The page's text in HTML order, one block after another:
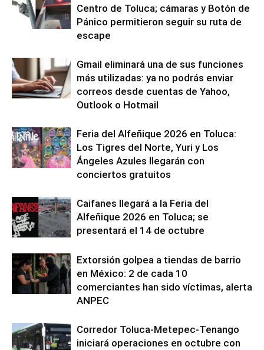
Centro de Toluca; cámaras y Botón de
Pánico permitieron seguir su ruta de
escape
Gmail eliminará una de sus funciones
más utilizadas: ya no podrás enviar
correos desde cuentas de Yahoo,
Outlook o Hotmail
Feria del Alfeñique 2026 en Toluca:
Los Tigres del Norte, Yuri y Los
Ángeles Azules llegarán con
conciertos gratuitos
Caifanes llegará a la Feria del
Alfeñique 2026 en Toluca; se
presentará el 14 de octubre
Extorsión golpea a tiendas de barrio
en México: 2 de cada 10
comerciantes han sido víctimas, alerta
ANPEC
Corredor Toluca-Metepec-Tenango
iniciará operaciones en octubre con